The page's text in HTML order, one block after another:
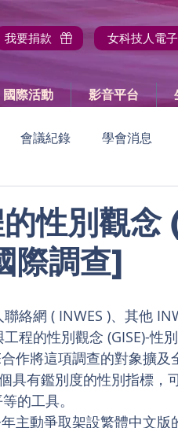
我要捐款 女科技人電
國際活動 影音平台
會議紀錄 學會消息
性別觀念
際調查]
絡網 ( INWES )、其他
程的性別觀念 (GISE)-性
作將這項調查的對象擴及
具有鑑別度的性別指標，
的工具。
主動爭取架設繁體中文版